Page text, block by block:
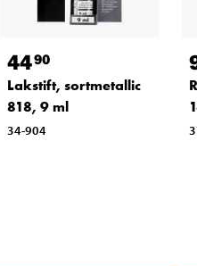
4490
Lakstift, sortmetallic
818, 9 ml
34-904